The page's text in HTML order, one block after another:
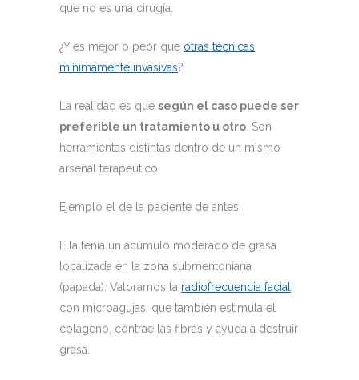
que no es una cirugía.
¿Y es mejor o peor que otras técnicas
mínimamente invasivas?
La realidad es que según el caso puede ser
preferible un tratamiento u otro . Son
herramientas distintas dentro de un mismo
arsenal terapéutico.
Ejemplo el de la paciente de antes.
Ella tenía un acúmulo moderado de grasa
localizada en la zona submentoniana
(papada). Valoramos la radiofrecuencia facial
con microagujas, que también estimula el
colágeno, contrae las fibras y ayuda a destruir
grasa.